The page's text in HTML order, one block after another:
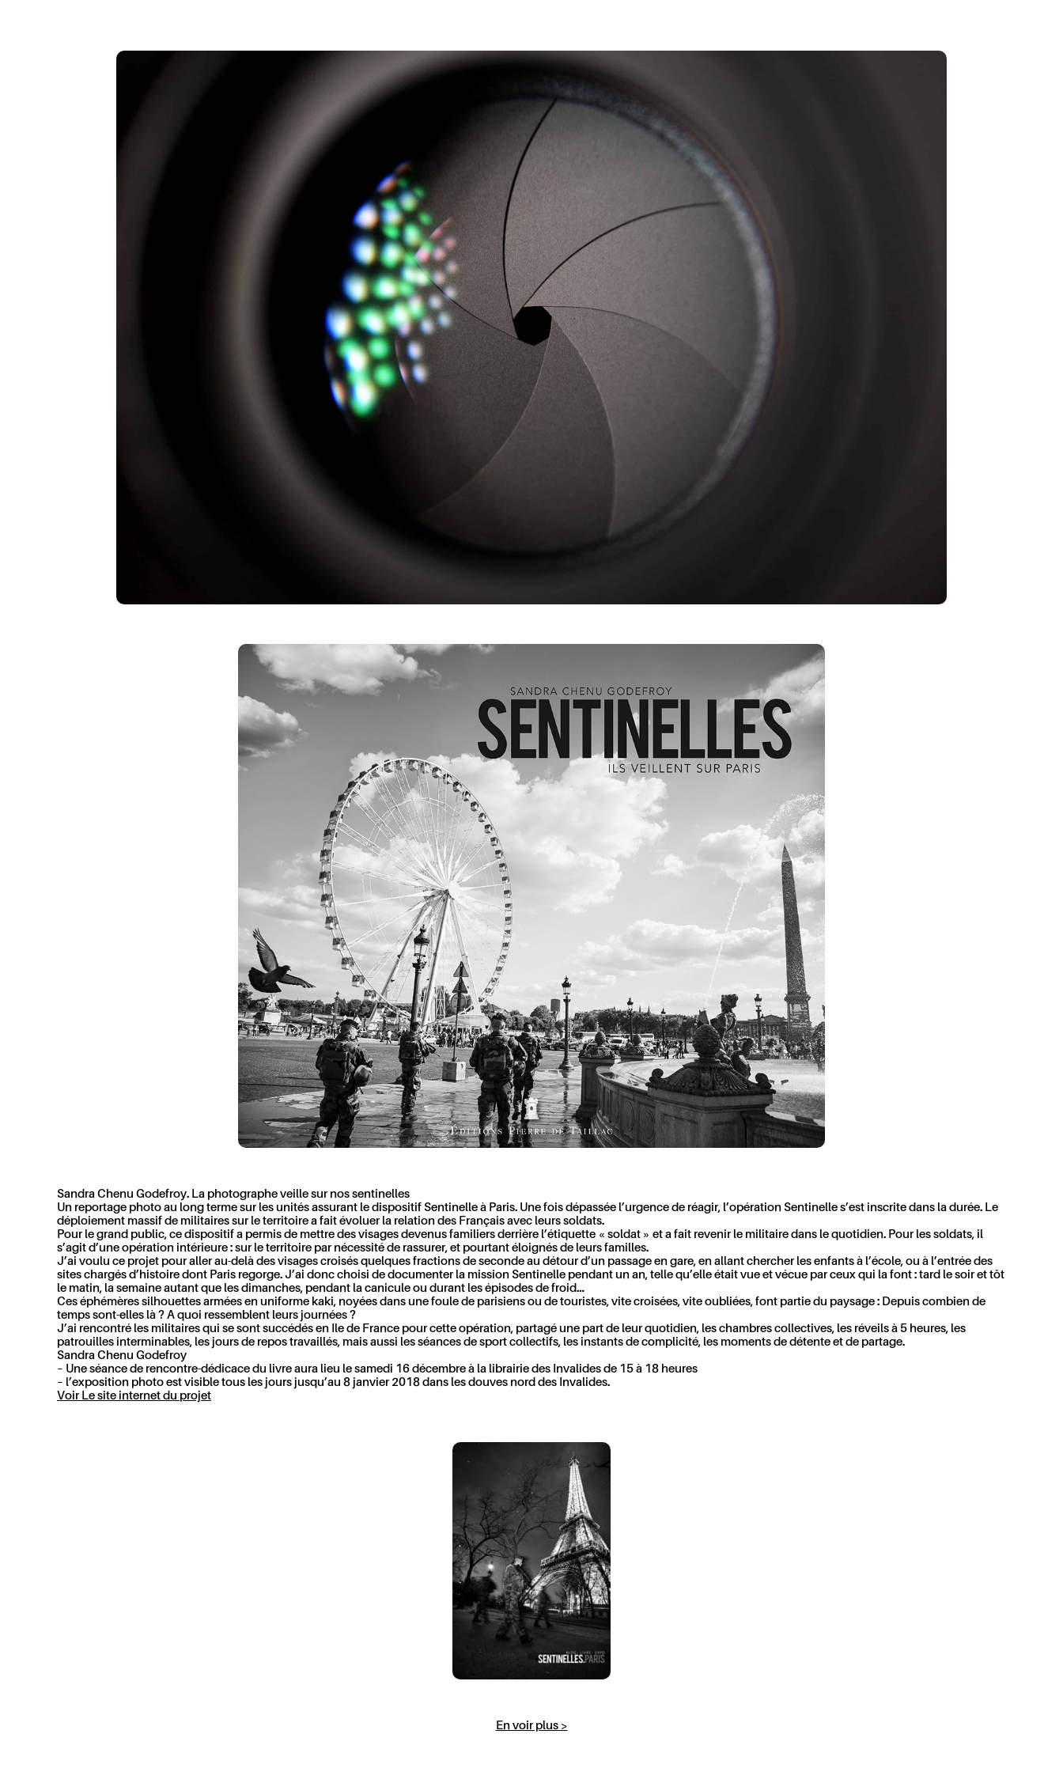
Sandra Chenu Godefroy. La photographe veille sur nos sentinelles
Un reportage photo au long terme sur les unités assurant le dispositif Sentinelle à Paris. Une fois dépassée l’urgence de réagir, l’opération Sentinelle s’est inscrite dans la durée. Le
déploiement massif de militaires sur le territoire a fait évoluer la relation des Français avec leurs soldats.
Pour le grand public, ce dispositif a permis de mettre des visages devenus familiers derrière l’étiquette « soldat » et a fait revenir le militaire dans le quotidien. Pour les soldats, il
s’agit d’une opération intérieure : sur le territoire par nécessité de rassurer, et pourtant éloignés de leurs familles.
J’ai voulu ce projet pour aller au-delà des visages croisés quelques fractions de seconde au détour d’un passage en gare, en allant chercher les enfants à l’école, ou à l’entrée des
sites chargés d’histoire dont Paris regorge. J’ai donc choisi de documenter la mission Sentinelle pendant un an, telle qu’elle était vue et vécue par ceux qui la font : tard le soir et tôt
le matin, la semaine autant que les dimanches, pendant la canicule ou durant les épisodes de froid…
Ces éphémères silhouettes armées en uniforme kaki, noyées dans une foule de parisiens ou de touristes, vite croisées, vite oubliées, font partie du paysage : Depuis combien de
temps sont-elles là ? A quoi ressemblent leurs journées ?
J’ai rencontré les militaires qui se sont succédés en Ile de France pour cette opération, partagé une part de leur quotidien, les chambres collectives, les réveils à 5 heures, les
patrouilles interminables, les jours de repos travaillés, mais aussi les séances de sport collectifs, les instants de complicité, les moments de détente et de partage.
Sandra Chenu Godefroy
– Une séance de rencontre-dédicace du livre aura lieu le samedi 16 décembre à la librairie des Invalides de 15 à 18 heures
– l’exposition photo est visible tous les jours jusqu’au 8 janvier 2018 dans les douves nord des Invalides.
Voir Le site internet du projet
En voir plus >